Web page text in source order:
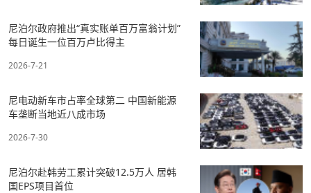
尼泊尔政府推出“真实账单百万富翁计划”
每日诞生一位百万卢比得主
2026-7-21
尼电动新车市占率全球第二 中国新能源
车垄断当地近八成市场
2026-7-30
尼泊尔赴韩劳工累计突破12.5万人 居韩
国EPS项目首位